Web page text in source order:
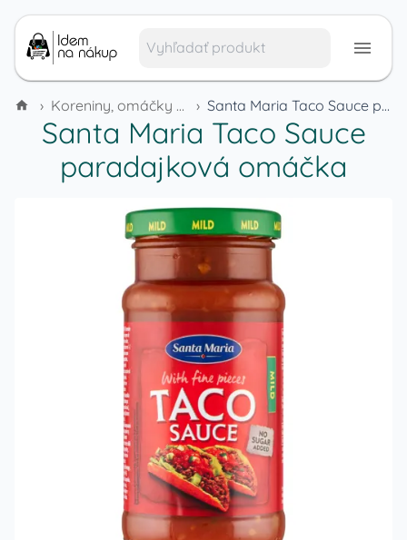
› Koreniny, omáčky a dochucovadlá › Santa Maria Taco Sauce paradajková omáčka
Santa Maria Taco Sauce
paradajková omáčka